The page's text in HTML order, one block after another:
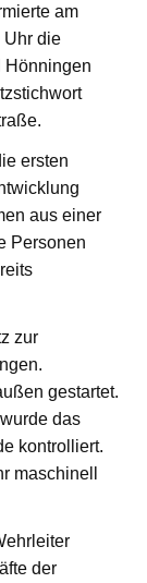
am
Uhr die
Hönningen
ersten
aus einer
Personen
zur
gestartet.
das
kontrolliert.
maschinell
der